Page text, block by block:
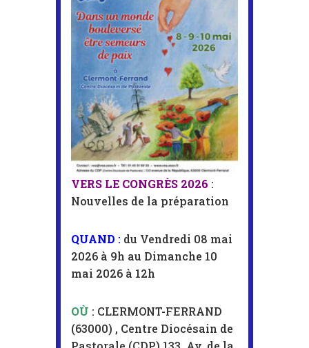
VERS LE CONGRÈS 2026 :
Nouvelles de la préparation
QUAND : du Vendredi 08 mai
2026 à 9h au Dimanche 10
mai 2026 à 12h
OÙ : CLERMONT-FERRAND
(63000) , Centre Diocésain de